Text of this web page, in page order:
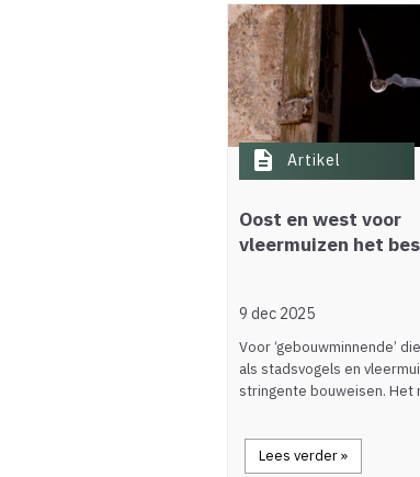
description Artikel
Oost en west voor
vleermuizen het
9 dec 2025
Voor ‘gebouwminnende’
als stadsvogels en
stringente bouweisen.
Lees verder »